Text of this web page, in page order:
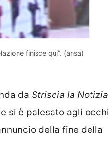
finisce qui”. (ansa)
da Striscia la Notizia
si è palesato agli occhi
della fine della